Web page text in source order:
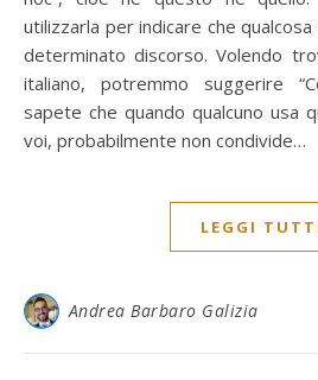
utilizzarla per indicare che qualcosa
determinato discorso. Volendo
italiano, potremmo suggerire
sapete che quando qualcuno usa
voi, probabilmente non condivide…
LEGGI
Andrea Barbaro Galizia